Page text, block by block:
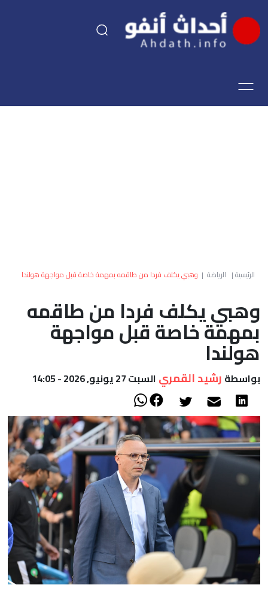
اقتصاد
العالم
أعمدة
الصحراء
الرئيسية| الرياضة | وهبي يكلف فردا من طاقمه بمهمة خاصة قبل مواجهة هولندا
وهبي يكلف فردا من طاقمه
بمهمة خاصة قبل مواجهة
هولندا
بواسطة رشيد القمري السبت 27 يونيو, 2026 - 14:05